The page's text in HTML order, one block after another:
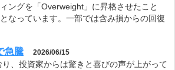
ングを「Overweight」に昇格させたこと
なっています。一部では含み損からの回復
急騰 2026/06/15
、投資家からは驚きと喜びの声が上がって